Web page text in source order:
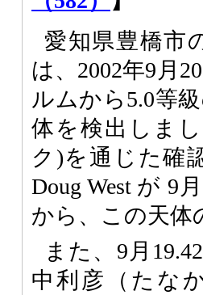
愛知県豊橋市
は、2002年9月
ルムから5.0等
体を検出しま
ク)を通じた確
Doug West が 9
から、この天体
また、9月
中利彦（たな